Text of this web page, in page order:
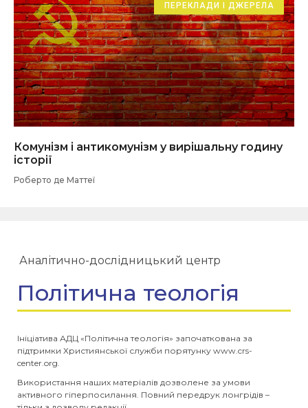
ПЕРЕКЛАДИ І ДЖЕРЕЛА
Комунізм і антикомунізм у вирішальну годину
історії
Роберто де Маттеї
Аналітично-дослідницький центр
Політична теологія
Ініціатива АДЦ «Політична теологія» започаткована за
підтримки Християнської служби порятунку www.crs-
center.org.
Використання наших матеріалів дозволене за умови
активного гіперпосилання. Повний передрук лонгрідів –